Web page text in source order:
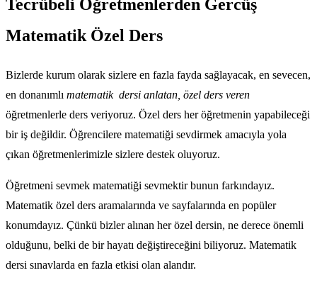
Tecrübeli Öğretmenlerden Gercüş
Matematik Özel Ders
Bizlerde kurum olarak sizlere en fazla fayda sağlayacak, en sevecen,
en donanımlı matematik dersi anlatan, özel ders veren
öğretmenlerle ders veriyoruz. Özel ders her öğretmenin yapabileceği
bir iş değildir. Öğrencilere matematiği sevdirmek amacıyla yola
çıkan öğretmenlerimizle sizlere destek oluyoruz.
Öğretmeni sevmek matematiği sevmektir bunun farkındayız.
Matematik özel ders aramalarında ve sayfalarında en popüler
konumdayız. Çünkü bizler alınan her özel dersin, ne derece önemli
olduğunu, belki de bir hayatı değiştireceğini biliyoruz. Matematik
dersi sınavlarda en fazla etkisi olan alandır.